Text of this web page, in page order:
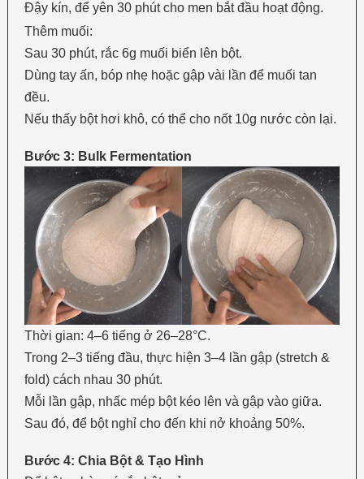
Đậy kín, để yên 30 phút cho men bắt đầu hoạt động.
Thêm muối:
Sau 30 phút, rắc 6g muối biển lên bột.
Dùng tay ấn, bóp nhẹ hoặc gập vài lần để muối tan
đều.
Nếu thấy bột hơi khô, có thể cho nốt 10g nước còn lại.
Bước 3: Bulk Fermentation
Thời gian: 4–6 tiếng ở 26–28°C.
Trong 2–3 tiếng đầu, thực hiện 3–4 lần gập (stretch &
fold) cách nhau 30 phút.
Mỗi lần gập, nhấc mép bột kéo lên và gập vào giữa.
Sau đó, để bột nghỉ cho đến khi nở khoảng 50%.
Bước 4: Chia Bột & Tạo Hình